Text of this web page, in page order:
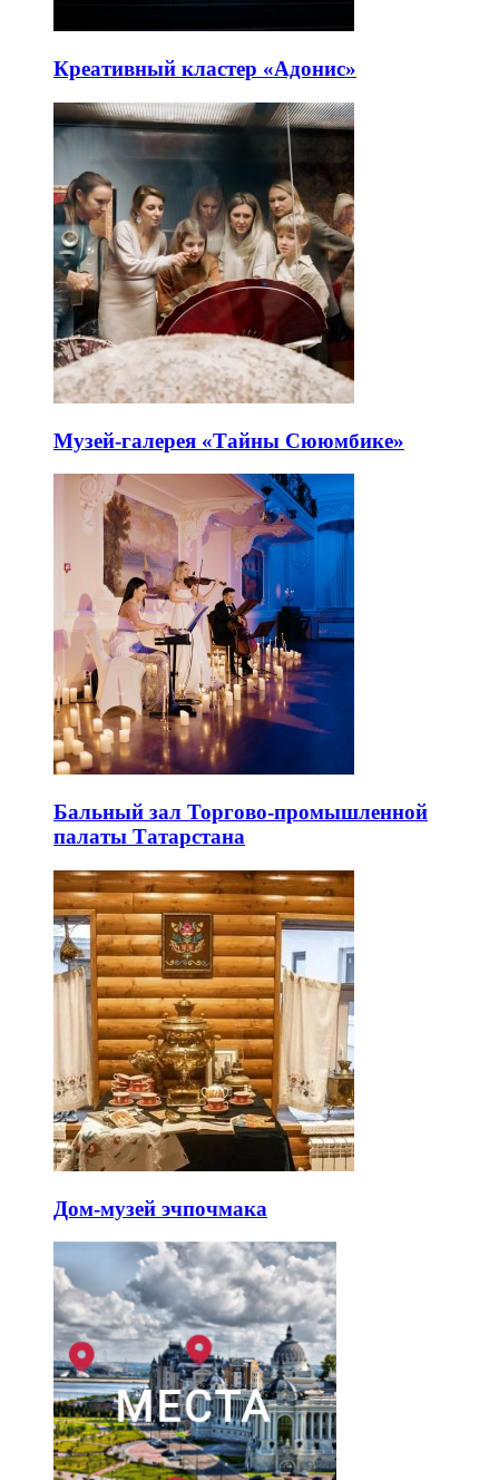
Креативный кластер «Адонис»
Музей-галерея «Тайны Сююмбике»
Бальный зал Торгово-промышленной
палаты Татарстана
Дом-музей эчпочмака